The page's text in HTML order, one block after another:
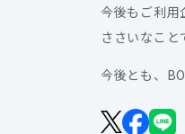
今後もご利用
ささいなこと
今後とも、